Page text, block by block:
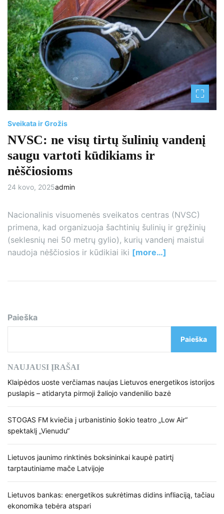
m
a
t
e
e
a
d
i
m
e
Sveikata ir Grožis
NVSC: ne visų tirtų šulinių vandenį
saugu vartoti kūdikiams ir
nėščiosioms
24 kovo, 2025admin
Nacionalinis visuomenės sveikatos centras (NVSC)
primena, kad organizuoja šachtinių šulinių ir gręžinių
(seklesnių nei 50 metrų gylio), kurių vandenį maistui
naudoja nėščiosios ir kūdikiai iki [more…]
Paieška
Paieška
NAUJAUSI ĮRAŠAI
Klaipėdos uoste verčiamas naujas Lietuvos energetikos istorijos
puslapis – atidaryta pirmoji žaliojo vandenilio bazė
STOGAS FM kviečia į urbanistinio šokio teatro „Low Air“
spektaklį „Vienudu“
Lietuvos jaunimo rinktinės boksininkai kaupė patirtį
tarptautiniame mače Latvijoje
Lietuvos bankas: energetikos sukrėtimas didins infliaciją, tačiau
ekonomika tebėra atspari